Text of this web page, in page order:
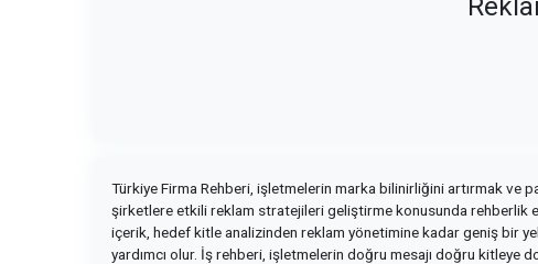
Türkiye Firma Rehberi, işletmelerin marka bilinirliğini artırmak ve
şirketlere etkili reklam stratejileri geliştirme konusunda rehberlik
içerik, hedef kitle analizinden reklam yönetimine kadar geniş bir
yardımcı olur. İş rehberi, işletmelerin doğru mesajı doğru kitleye